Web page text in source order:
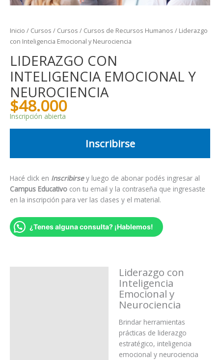
Inicio / Cursos / Cursos / Cursos de Recursos Humanos / Liderazgo
con Inteligencia Emocional y Neurociencia
LIDERAZGO CON
INTELIGENCIA EMOCIONAL Y
NEUROCIENCIA
$48.000
Inscripción abierta
Inscribirse
Hacé click en Inscribirsey luego de abonar podés ingresar al
Campus Educativo con tu email y la contraseña que ingresaste
en la inscripción para ver las clases y el material.
¿Tenes alguna consulta? ¡Hablemos!
Liderazgo con
Inteligencia
Emocional y
Neurociencia
Brindar herramientas
prácticas de liderazgo
estratégico, inteligencia
emocional y neurociencia